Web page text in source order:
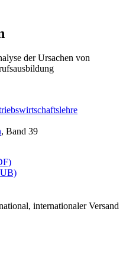
der Ursachen von
, Band 39
internationaler Versand